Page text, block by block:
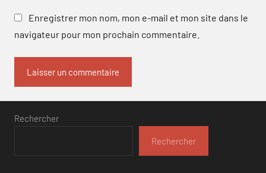
Enregistrer mon nom, mon e-mail et mon site dans le
navigateur pour mon prochain commentaire.
Rechercher
Rechercher